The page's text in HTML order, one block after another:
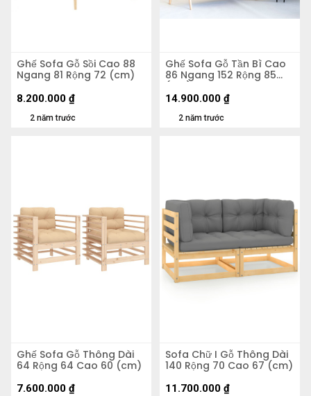
Ghế Sofa Gỗ Sồi Cao 88
Ngang 81 Rộng 72 (cm)
2 năm trước
8.200.000 ₫
Ghế Sofa Gỗ Tần Bì Cao
86 Ngang 152 Rộng 85
(cm)
2 năm trước
14.900.000 ₫
Ghế Sofa Gỗ Thông Dài
64 Rộng 64 Cao 60 (cm)
7.600.000 ₫
Sofa Chữ I Gỗ Thông Dài
140 Rộng 70 Cao 67 (cm)
11.700.000 ₫